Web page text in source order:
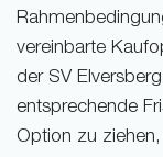
vereinbarte
der SV
entsprechende
Option zu